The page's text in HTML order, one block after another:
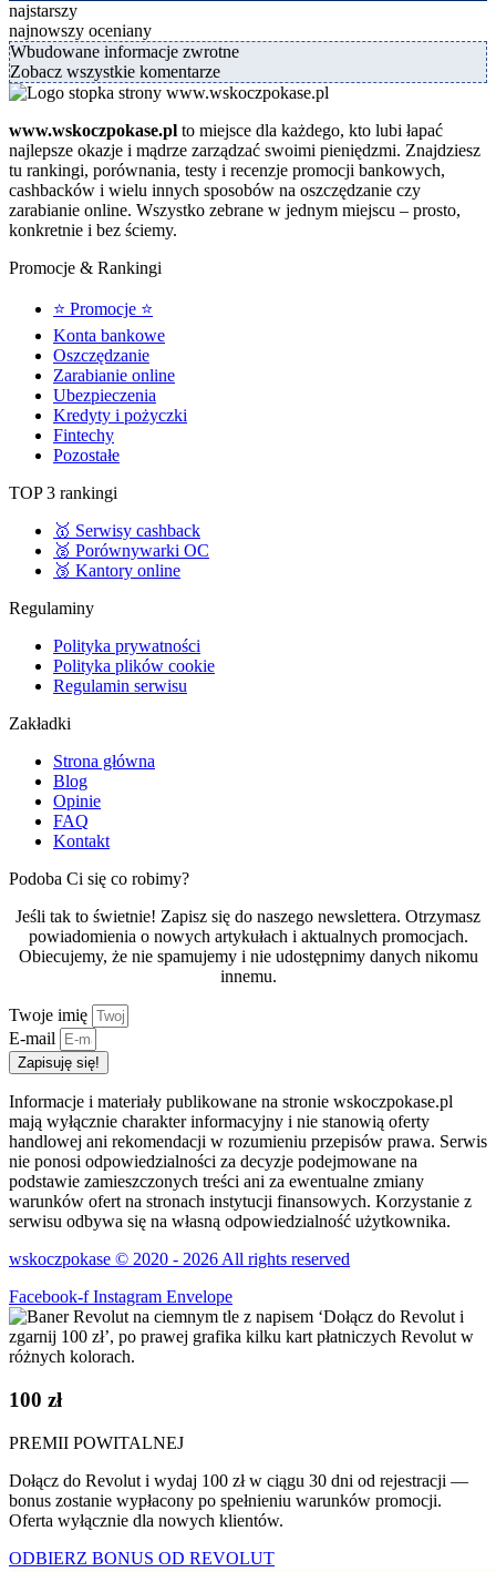
najstarszy
najnowszy oceniany
Wbudowane informacje zwrotne
Zobacz wszystkie komentarze
www.wskoczpokase.pl to miejsce dla każdego, kto lubi łapać
najlepsze okazje i mądrze zarządzać swoimi pieniędzmi. Znajdziesz
tu rankingi, porównania, testy i recenzje promocji bankowych,
cashbacków i wielu innych sposobów na oszczędzanie czy
zarabianie online. Wszystko zebrane w jednym miejscu – prosto,
konkretnie i bez ściemy.
Promocje & Rankingi
⭐ Promocje ⭐
Konta bankowe
Oszczędzanie
Zarabianie online
Ubezpieczenia
Kredyty i pożyczki
Fintechy
Pozostałe
TOP 3 rankingi
🥇 Serwisy cashback
🥈 Porównywarki OC
🥉 Kantory online
Regulaminy
Polityka prywatności
Polityka plików cookie
Regulamin serwisu
Zakładki
Strona główna
Blog
Opinie
FAQ
Kontakt
Podoba Ci się co robimy?
Jeśli tak to świetnie! Zapisz się do naszego newslettera. Otrzymasz
powiadomienia o nowych artykułach i aktualnych promocjach.
Obiecujemy, że nie spamujemy i nie udostępnimy danych nikomu
innemu.
Twoje imię
E-mail
Zapisuję się!
Informacje i materiały publikowane na stronie wskoczpokase.pl
mają wyłącznie charakter informacyjny i nie stanowią oferty
handlowej ani rekomendacji w rozumieniu przepisów prawa. Serwis
nie ponosi odpowiedzialności za decyzje podejmowane na
podstawie zamieszczonych treści ani za ewentualne zmiany
warunków ofert na stronach instytucji finansowych. Korzystanie z
serwisu odbywa się na własną odpowiedzialność użytkownika.
wskoczpokase © 2020 - 2026 All rights reserved
Facebook-f Instagram Envelope
100 zł
PREMII POWITALNEJ
Dołącz do Revolut i wydaj 100 zł w ciągu 30 dni od rejestracji —
bonus zostanie wypłacony po spełnieniu warunków promocji.
Oferta wyłącznie dla nowych klientów.
ODBIERZ BONUS OD REVOLUT